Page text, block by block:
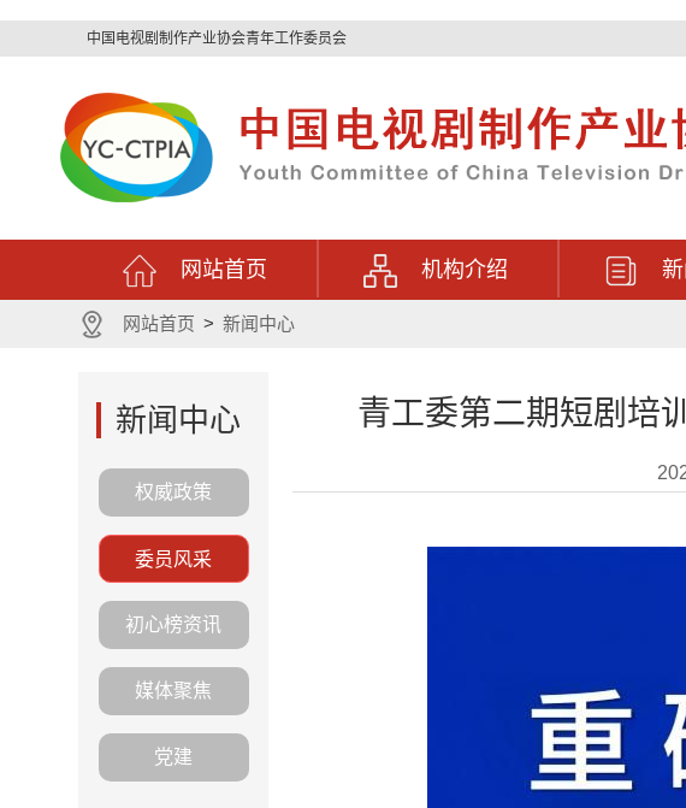
中国电视剧制作产业协会青年工作委员会
网站首页 机构介绍
网站首页 > 新闻中心
青工委第二期短剧培
新闻中心
权威政策
委员风采
初心榜资讯
媒体聚焦
党建